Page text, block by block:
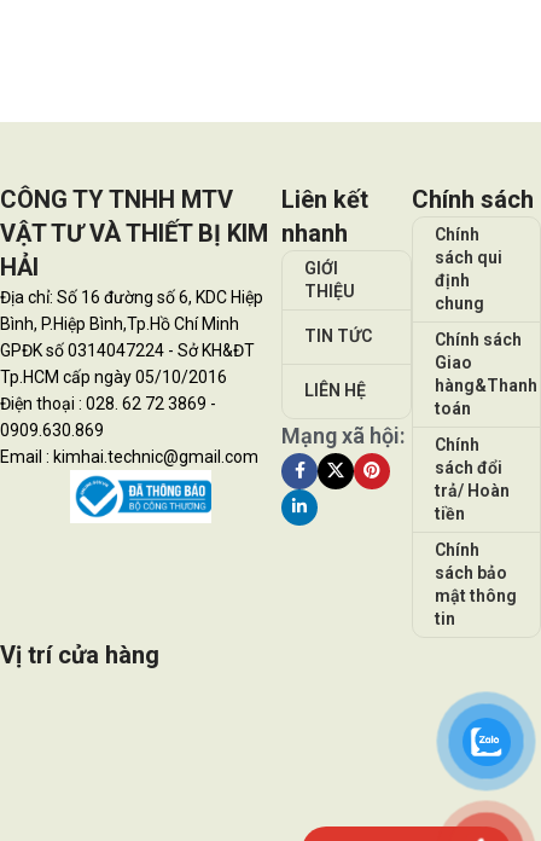
CÔNG TY TNHH MTV
VẬT TƯ VÀ THIẾT BỊ KIM
HẢI
Địa chỉ: Số 16 đường số 6, KDC Hiệp
Bình, P.Hiệp Bình,Tp.Hồ Chí Minh
GPĐK số 0314047224 - Sở KH&ĐT
Tp.HCM cấp ngày 05/10/2016
Điện thoại : 028. 62 72 3869 -
0909.630.869
Email : kimhai.technic@gmail.com
Liên kết
nhanh
GIỚI
THIỆU
TIN TỨC
LIÊN HỆ
Mạng xã hội:
Chính sách
Chính
sách qui
định
chung
Chính sách
Giao
hàng&Thanh
toán
Chính
sách đổi
trả/ Hoàn
tiền
Chính
sách bảo
mật thông
tin
Vị trí cửa hàng